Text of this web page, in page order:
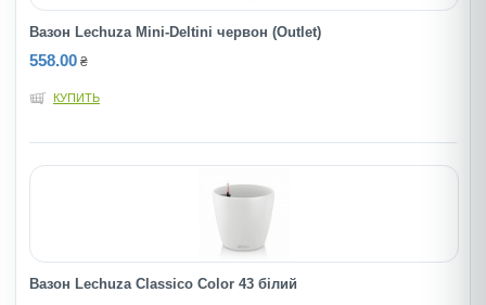
Вазон Lechuza Mini-Deltini червон (Outlet)
558.00 ₴
КУПИТЬ
Вазон Lechuza Classico Color 43 білий